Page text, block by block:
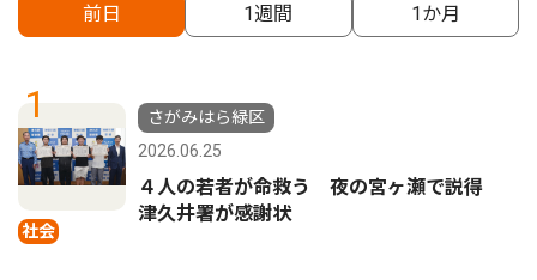
前日 1週間 1か月
1
社会
さがみはら緑区
2026.06.25
４人の若者が命救う 夜の宮ヶ瀬で説得
津久井署が感謝状